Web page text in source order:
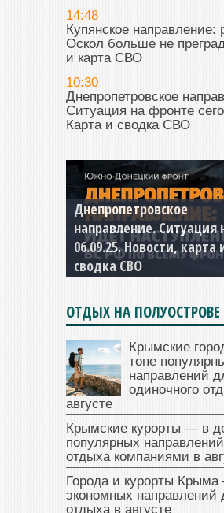
14:48
Купянское направление:
Оскол больше не
и карта СВО
10:30
Днепропетровское
Ситуация на фронте
Карта и сводка СВО
Днепропетровское
направление. Ситуация
06.09.25. Новости, карта
сводка СВО
Константиновское
направление. Ситуация
04.09.25 Новости, карта и
сводка СВО
ОТДЫХ НА ПОЛУОСТРОВЕ
Крымские
топе
направлений
одиночного
августе
Крымские курорты — в
популярных
отдыха компаниями в
Города и курорты
экономных направлений
отдыха в августе